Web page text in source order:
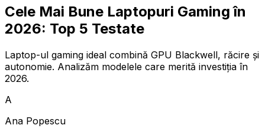
Cele Mai Bune Laptopuri Gaming în
2026: Top 5 Testate
Laptop-ul gaming ideal combină GPU Blackwell, răcire și
autonomie. Analizăm modelele care merită investiția în
2026.
A
Ana Popescu